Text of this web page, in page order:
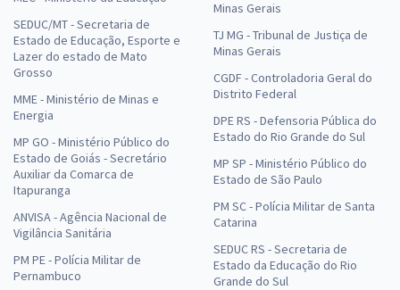
SEDUC/MT - Secretaria de
Estado de Educação, Esporte e
Lazer do estado de Mato
Grosso
MME - Ministério de Minas e
Energia
MP GO - Ministério Público do
Estado de Goiás - Secretário
Auxiliar da Comarca de
Itapuranga
ANVISA - Agência Nacional de
Vigilância Sanitária
PM PE - Polícia Militar de
Pernambuco
Minas Gerais
TJ MG - Tribunal de Justiça de
Minas Gerais
CGDF - Controladoria Geral do
Distrito Federal
DPE RS - Defensoria Pública do
Estado do Rio Grande do Sul
MP SP - Ministério Público do
Estado de São Paulo
PM SC - Polícia Militar de Santa
Catarina
SEDUC RS - Secretaria de
Estado da Educação do Rio
Grande do Sul